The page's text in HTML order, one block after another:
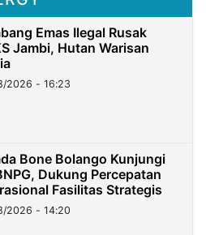
Emas Ilegal Rusak
Jambi, Hutan Warisan
2026 - 16:23
Bone Bolango Kunjungi
Dukung Percepatan
Fasilitas Strategis
2026 - 14:20